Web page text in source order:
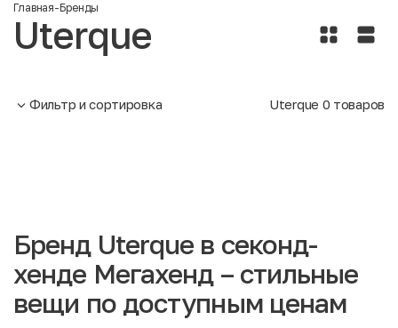
Главная-Бренды
Uterque
Фильтр и сортировка Uterque 0 товаров
Бренд Uterque в секонд-
хенде Мегахенд – стильные
вещи по доступным ценам